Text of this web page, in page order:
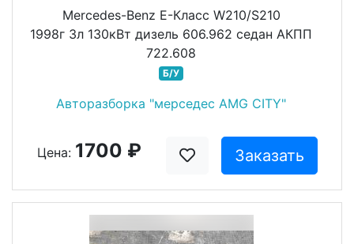
Mercedes-Benz E-Класс W210/S210
1998г 3л 130кВт дизель 606.962 седан АКПП
722.608
Б/У
Авторазборка "мерседес AMG CITY"
Цена: 1700 ₽ Заказать